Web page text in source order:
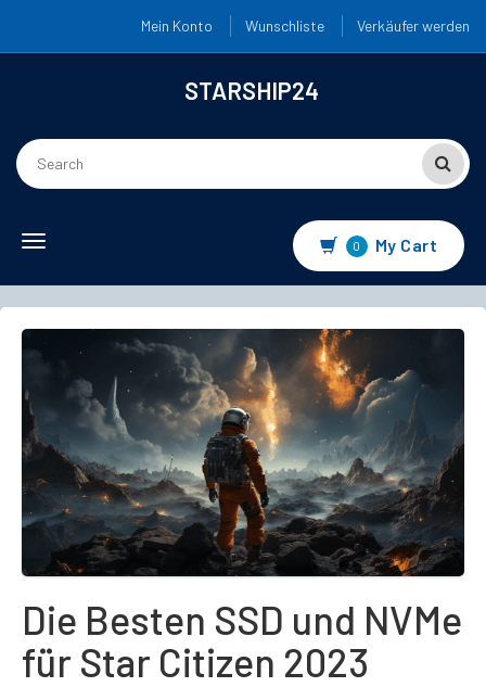
Mein Konto Wunschliste Verkäufer werden
STARSHIP24
Toggle
0 My Cart
Die Besten SSD und NVMe
für Star Citizen 2023